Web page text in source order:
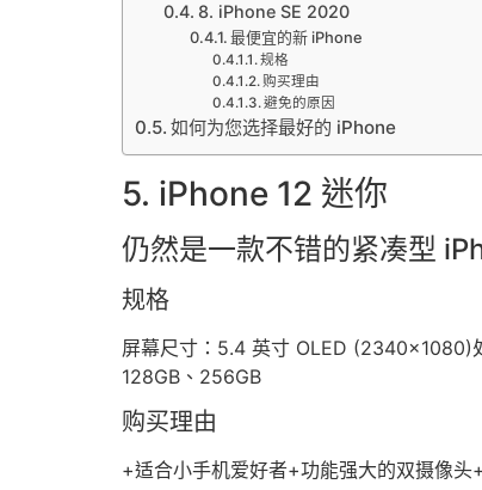
8. iPhone SE 2020
最便宜的新 iPhone
规格
购买理由
避免的原因
如何为您选择最好的 iPhone
5. iPhone 12 迷你
仍然是一款不错的紧凑型
规格
屏幕尺寸：5.4 英寸 OLED (2340×1080)
128GB、256GB
购买理由
+适合小手机爱好者+功能强大的双摄像头